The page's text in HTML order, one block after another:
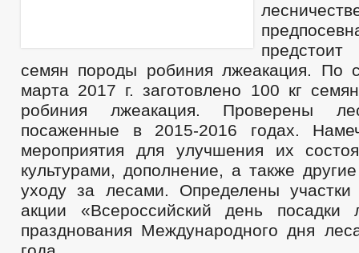
предстоит
семян породы робиния лжеакация. По
марта 2017 г. заготовлено 100 кг
робиния лжеакация. Проверены
посаженные в 2015-2016 годах.
мероприятия для улучшения их
культурами, дополнение, а также
уходу за лесами. Определены участки
акции «Всероссийский день
празднования Международного дня